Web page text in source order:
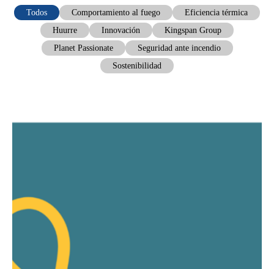
Todos Comportamiento al fuego
Eficiencia térmica
Huurre
Innovación
Kingspan Group
Planet Passionate
Seguridad ante incendio
Sostenibilidad